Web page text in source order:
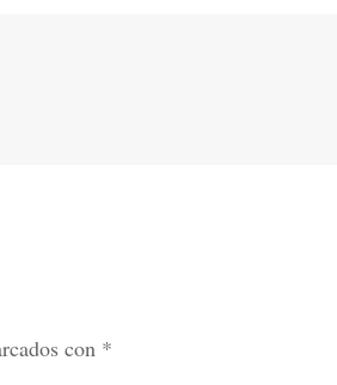
con *